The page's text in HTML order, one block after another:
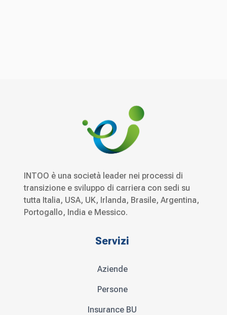
INTOO è una società leader nei processi di
transizione e sviluppo di carriera con sedi su
tutta Italia, USA, UK, Irlanda, Brasile, Argentina,
Portogallo, India e Messico.
Servizi
Aziende
Persone
Insurance BU